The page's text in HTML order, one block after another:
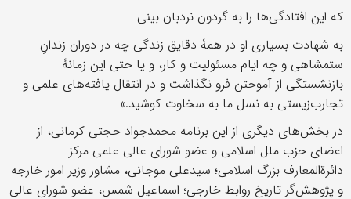
که این افتادگی‌ها را به گردون نردبان بینی
به شهادت بسیاری او در همۀ دقایق زندگی چه در دوران زندانِ
ستمشاهی و چه ایام مسئولیت و کار، و یا حتی این زمانۀ
بازنشستگی از آموختن فرو نگذاشت و در انتقال یافته‌های علمی و
تجارب‌زیستی به نسل ما به سخاوت کوشید.»
در بخش‌های دیگری از این برنامه محمدجواد حجتی کرمانی، از
اعضای حزب ملل اسلامی و عضو شورای عالی علمی مرکز
دائرةالمعارف بزرگ اسلامی؛ سیدعلی موجانی، مشاور وزیر امور خارجه
و پژوهش‌گر تاریخ روابط خارجی؛ اسماعیل شمس، عضو شورای عالی